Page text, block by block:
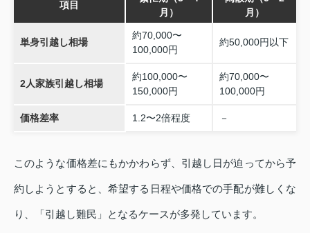
項目
月）
月）
単身引越し相場
約70,000〜
100,000円
約50,000円以下
2人家族引越し相場
約100,000〜
150,000円
約70,000〜
100,000円
価格差率 1.2〜2倍程度 －
このような価格差にもかかわらず、引越し日が迫ってから予
約しようとすると、希望する日程や価格での手配が難しくな
り、「引越し難民」となるケースが多発しています。